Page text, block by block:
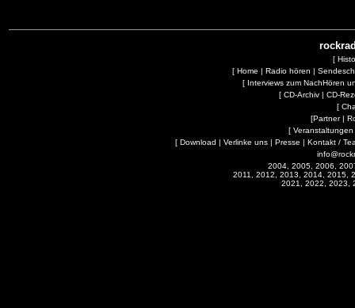
[
[ Home | Radio hören |
[ Interviews zum NachHören
[ CD-Archiv| CD-
[
[Partner|
[ Veranstaltungen
[ Download | Verlinke uns | Presse | Kontakt /
2004, 2005, 2006,
2011, 2012, 2013, 2014, 2015,
2021, 2022, 2023,